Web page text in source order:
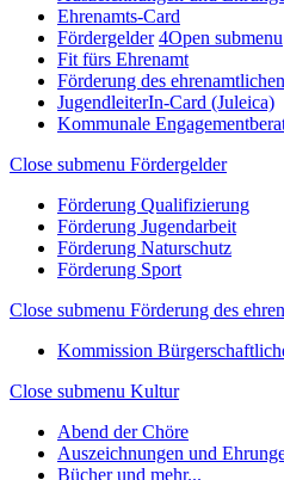
Ehrenamts-Card
Fördergelder 4Open submenu
Fit fürs Ehrenamt
Förderung des
JugendleiterIn-Card (Juleica)
Kommunale
Close submenu Fördergelder
Förderung Qualifizierung
Förderung Jugendarbeit
Förderung Naturschutz
Förderung Sport
Close submenu Förderung des
Kommission
Close submenu Kultur
Abend der Chöre
Auszeichnungen und
Bücher und mehr...